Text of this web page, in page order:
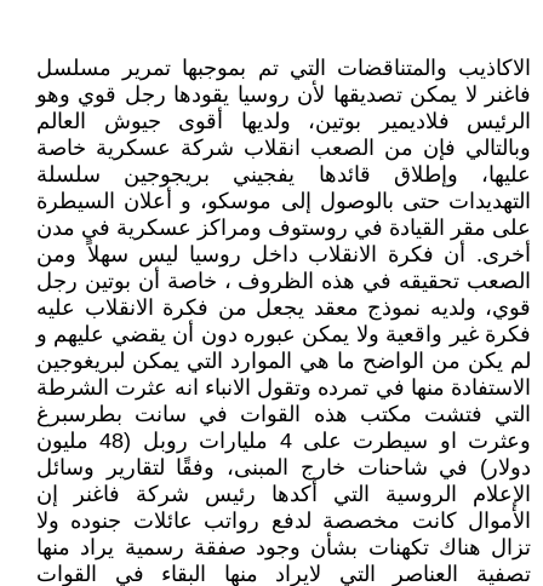
الاكاذيب والمتناقضات التي تم بموجبها تمرير مسلسل
فاغنر لا يمكن تصديقها لأن روسيا يقودها رجل قوي وهو
الرئيس فلاديمير بوتين، ولديها أقوى جيوش العالم
وبالتالي فإن من الصعب انقلاب شركة عسكرية خاصة
عليها، وإطلاق قائدها يفجيني بريجوجين سلسلة
التهديدات حتى بالوصول إلى موسكو، و أعلان السيطرة
على مقر القيادة في روستوف ومراكز عسكرية في مدن
أخرى. أن فكرة الانقلاب داخل روسيا ليس سهلاً ومن
الصعب تحقيقه في هذه الظروف ، خاصة أن بوتين رجل
قوي، ولديه نموذج معقد يجعل من فكرة الانقلاب عليه
فكرة غير واقعية ولا يمكن عبوره دون أن يقضي عليهم و
لم يكن من الواضح ما هي الموارد التي يمكن لبريغوجين
الاستفادة منها في تمرده وتقول الانباء انه عثرت الشرطة
التي فتشت مكتب هذه القوات في سانت بطرسبرغ
وعثرت او سيطرت على 4 مليارات روبل (48 مليون
دولار) في شاحنات خارج المبنى، وفقًا لتقارير وسائل
الإعلام الروسية التي أكدها رئيس شركة فاغنر إن
الأموال كانت مخصصة لدفع رواتب عائلات جنوده ولا
تزال هناك تكهنات بشأن وجود صفقة رسمية يراد منها
تصفية العناصر التي لايراد منها البقاء في القوات